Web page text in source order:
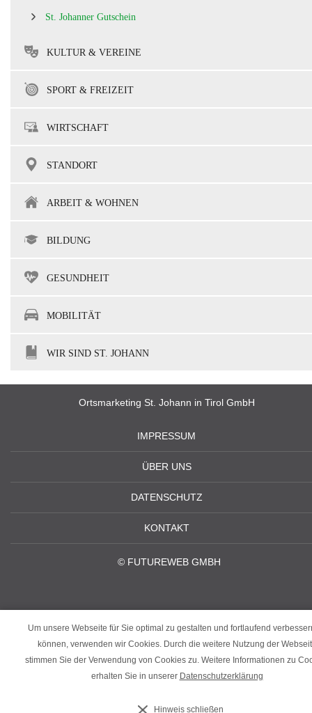
St. Johanner Gutschein
KULTUR & VEREINE
SPORT & FREIZEIT
WIRTSCHAFT
STANDORT
ARBEIT & WOHNEN
BILDUNG
GESUNDHEIT
MOBILITÄT
WIR SIND ST. JOHANN
Ortsmarketing St. Johann in Tirol GmbH
IMPRESSUM
ÜBER UNS
DATENSCHUTZ
KONTAKT
© FUTUREWEB GMBH
Um unsere Webseite für Sie optimal zu gestalten und fortlaufend
können, verwenden wir Cookies. Durch die weitere Nutzung der
stimmen Sie der Verwendung von Cookies zu. Weitere Informationen zu
erhalten Sie in unserer Datenschutzerklärung
Hinweis schließen